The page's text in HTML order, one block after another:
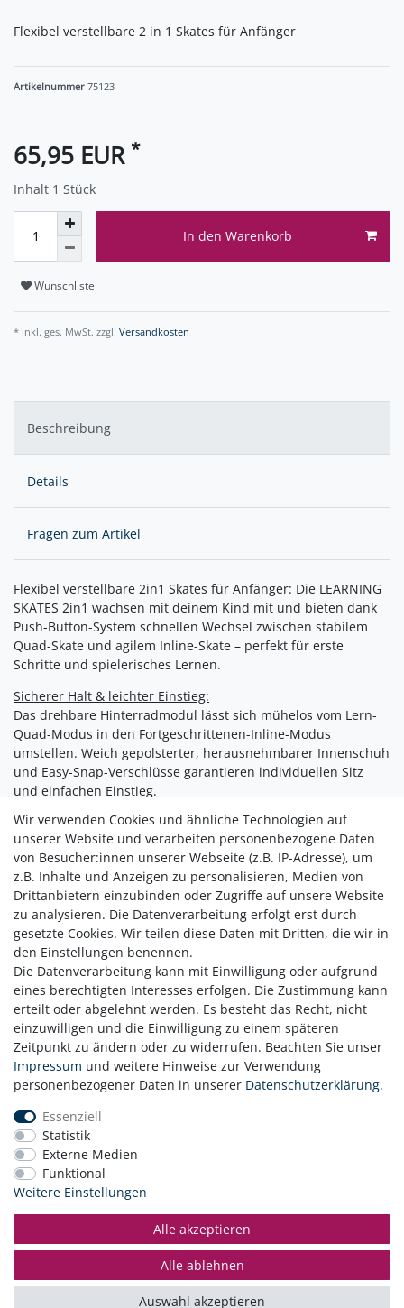
Flexibel verstellbare 2 in 1 Skates für Anfänger
Artikelnummer 75123
65,95 EUR *
Inhalt 1 Stück
In den Warenkorb
Wunschliste
* inkl. ges. MwSt. zzgl. Versandkosten
Beschreibung
Details
Fragen zum Artikel
Flexibel verstellbare 2in1 Skates für Anfänger: Die LEARNING
SKATES 2in1 wachsen mit deinem Kind mit und bieten dank
Push-Button-System schnellen Wechsel zwischen stabilem
Quad-Skate und agilem Inline-Skate – perfekt für erste
Schritte und spielerisches Lernen.
Sicherer Halt & leichter Einstieg:
Das drehbare Hinterradmodul lässt sich mühelos vom Lern-
Quad-Modus in den Fortgeschrittenen-Inline-Modus
umstellen. Weich gepolsterter, herausnehmbarer Innenschuh
und Easy-Snap-Verschlüsse garantieren individuellen Sitz
und einfachen Einstieg.
Komfortabel rollen & stoppen:
Hochwertige ABEC 9 Kugellager garantieren geschmeidiges
Rollen, während der robuste TPR-Stopper am Heck schnelle
Stopps ermöglicht. Das robuste Chassis aus schlagfestem
Material bietet Stabilität bei jedem Abenteuer.
Zahlung
Versand
AGB
Hinweis zur Batterieentsorgung
Erklärung zur Barrierefreiheit
Kontakt
Vertrag widerrufen
© Copyright 2026 | Alle Rechte vorbehalten.
Wir verwenden Cookies und ähnliche Technologien auf
unserer Website und verarbeiten personenbezogene Daten
von Besucher:innen unserer Webseite (z.B. IP-Adresse), um
z.B. Inhalte und Anzeigen zu personalisieren, Medien von
Drittanbietern einzubinden oder Zugriffe auf unsere Website
zu analysieren. Die Datenverarbeitung erfolgt erst durch
gesetzte Cookies. Wir teilen diese Daten mit Dritten, die wir in
den Einstellungen benennen.
Die Datenverarbeitung kann mit Einwilligung oder aufgrund
eines berechtigten Interesses erfolgen. Die Zustimmung kann
erteilt oder abgelehnt werden. Es besteht das Recht, nicht
einzuwilligen und die Einwilligung zu einem späteren
Zeitpunkt zu ändern oder zu widerrufen. Beachten Sie unser
Impressum und weitere Hinweise zur Verwendung
personenbezogener Daten in unserer Daten­schutz­erklärung.
Essenziell
Statistik
Externe Medien
Funktional
Weitere Einstellungen
Alle akzeptieren
Alle ablehnen
Auswahl akzeptieren